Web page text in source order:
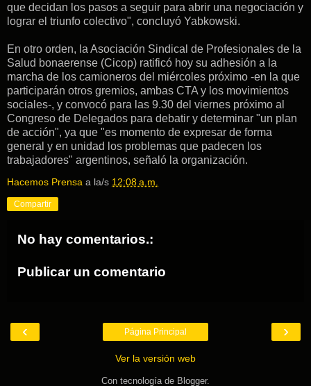
que decidan los pasos a seguir para abrir una negociación y
lograr el triunfo colectivo", concluyó Yabkowski.
En otro orden, la Asociación Sindical de Profesionales de la
Salud bonaerense (Cicop) ratificó hoy su adhesión a la
marcha de los camioneros del miércoles próximo -en la que
participarán otros gremios, ambas CTA y los movimientos
sociales-, y convocó para las 9.30 del viernes próximo al
Congreso de Delegados para debatir y determinar "un plan
de acción", ya que "es momento de expresar de forma
general y en unidad los problemas que padecen los
trabajadores" argentinos, señaló la organización.
Hacemos Prensa a la/s 12:08 a.m.
Compartir
No hay comentarios.:
Publicar un comentario
‹ ›
Página Principal
Ver la versión web
Con tecnología de Blogger.